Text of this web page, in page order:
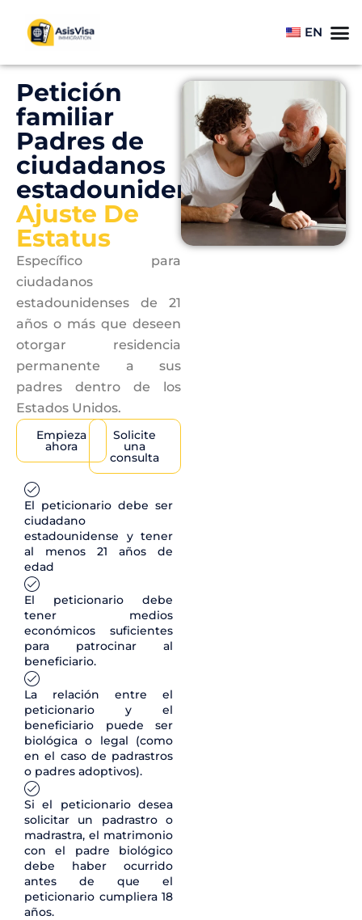
EN
Petición
familiar
Padres de
ciudadanos
estadounidenses
Ajuste De
Estatus
Específico para
ciudadanos
estadounidenses de 21
años o más que deseen
otorgar residencia
permanente a sus
padres dentro de los
Estados Unidos.
Empieza
ahora
Solicite
una
consulta
El peticionario debe ser
ciudadano
estadounidense y tener
al menos 21 años de
edad
El peticionario debe
tener medios
económicos suficientes
para patrocinar al
beneficiario.
La relación entre el
peticionario y el
beneficiario puede ser
biológica o legal (como
en el caso de padrastros
o padres adoptivos).
Si el peticionario desea
solicitar un padrastro o
madrastra, el matrimonio
con el padre biológico
debe haber ocurrido
antes de que el
peticionario cumpliera 18
años.